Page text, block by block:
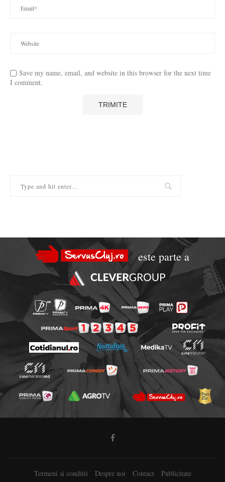
Save my name, email, and website in this browser for the next time
I comment.
este parte a
Termeni si conditii Despre noi Contact Publicitate